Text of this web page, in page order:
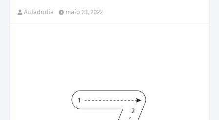
Auladodia maio 23, 2022